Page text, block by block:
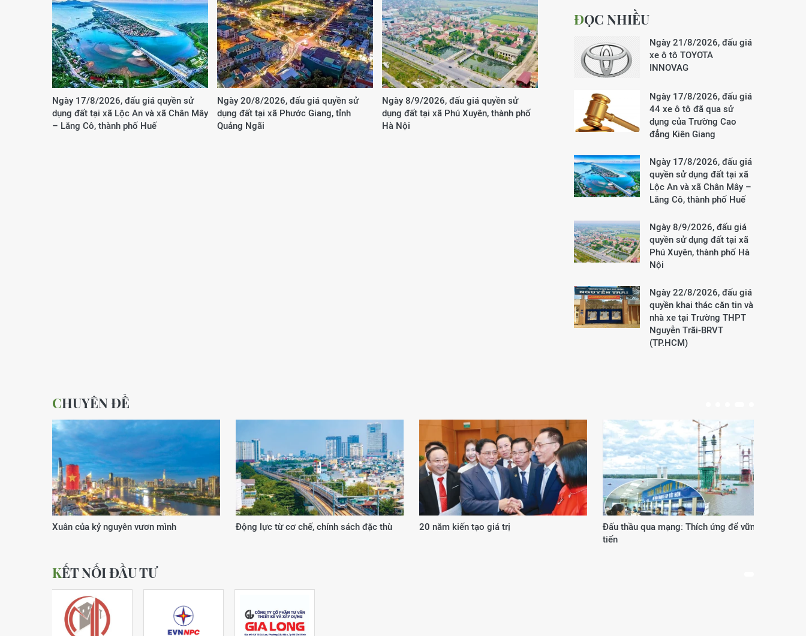
Ngày 17/8/2026, đấu giá quyền sử
dụng đất tại xã Lộc An và xã Chân Mây
– Lăng Cô, thành phố Huế
Ngày 20/8/2026, đấu giá quyền sử
dụng đất tại xã Phước Giang, tỉnh
Quảng Ngãi
Ngày 8/9/2026, đấu giá quyền sử
dụng đất tại xã Phú Xuyên, thành phố
Hà Nội
ĐỌC NHIỀU
Ngày 21/8/2026, đấu giá
xe ô tô TOYOTA
INNOVAG
Ngày 17/8/2026, đấu giá
44 xe ô tô đã qua sử
dụng của Trường Cao
đẳng Kiên Giang
Ngày 17/8/2026, đấu giá
quyền sử dụng đất tại xã
Lộc An và xã Chân Mây –
Lăng Cô, thành phố Huế
Ngày 8/9/2026, đấu giá
quyền sử dụng đất tại xã
Phú Xuyên, thành phố Hà
Nội
Ngày 22/8/2026, đấu giá
quyền khai thác căn tin và
nhà xe tại Trường THPT
Nguyễn Trãi-BRVT
(TP.HCM)
CHUYÊN ĐỀ
Xuân của kỷ nguyên vươn mình Động lực từ cơ chế, chính sách đặc thù 20 năm kiến tạo giá trị
Đấu thầu qua mạng: Thích ứng để vững
tiến
KẾT NỐI ĐẦU TƯ